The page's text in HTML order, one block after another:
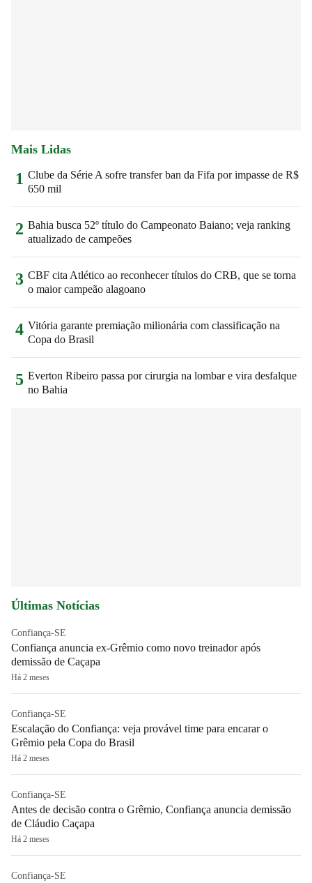
Mais Lidas
1 Clube da Série A sofre transfer ban da Fifa por impasse de R$
650 mil
2 Bahia busca 52º título do Campeonato Baiano; veja ranking
atualizado de campeões
3 CBF cita Atlético ao reconhecer títulos do CRB, que se torna
o maior campeão alagoano
4 Vitória garante premiação milionária com classificação na
Copa do Brasil
5 Everton Ribeiro passa por cirurgia na lombar e vira desfalque
no Bahia
Últimas Notícias
Confiança-SE
Confiança anuncia ex-Grêmio como novo treinador após
demissão de Caçapa
Há 2 meses
Confiança-SE
Escalação do Confiança: veja provável time para encarar o
Grêmio pela Copa do Brasil
Há 2 meses
Confiança-SE
Antes de decisão contra o Grêmio, Confiança anuncia demissão
de Cláudio Caçapa
Há 2 meses
Confiança-SE